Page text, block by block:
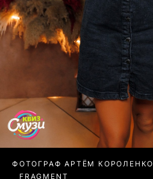
ФОТОГРАФ АРТЁМ КОРОЛЕНКО
FRAGMENT